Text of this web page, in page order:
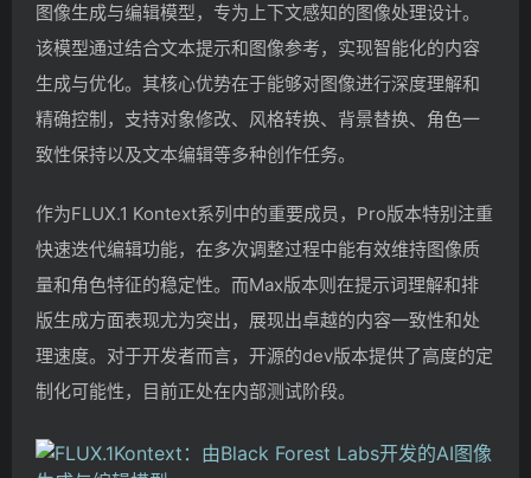
图像生成与编辑模型，专为上下文感知的图像处理设计。
该模型通过结合文本提示和图像参考，实现智能化的内容
生成与优化。其核心优势在于能够对图像进行深度理解和
精确控制，支持对象修改、风格转换、背景替换、角色一
致性保持以及文本编辑等多种创作任务。
作为FLUX.1 Kontext系列中的重要成员，Pro版本特别注重
快速迭代编辑功能，在多次调整过程中能有效维持图像质
量和角色特征的稳定性。而Max版本则在提示词理解和排
版生成方面表现尤为突出，展现出卓越的内容一致性和处
理速度。对于开发者而言，开源的dev版本提供了高度的定
制化可能性，目前正处在内部测试阶段。